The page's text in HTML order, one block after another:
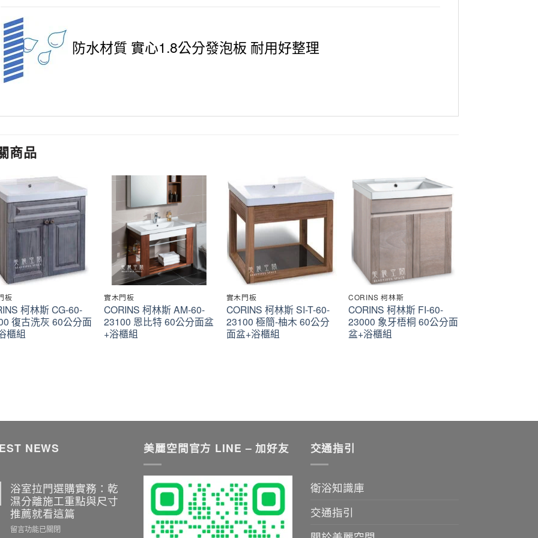
防水材質 實心1.8公分發泡板 耐用好整理
商品
板
柯林斯 CG-60-
復古洗灰 60公分面
櫃組
實木門板
CORINS 柯林斯 AM-60-
23100 恩比特 60公分面盆
+浴櫃組
實木門板
CORINS 柯林斯 SI-T-60-
23100 極簡-柚木 60公分
面盆+浴櫃組
CORINS 柯林斯
CORINS 柯林斯 FI-60-
23000 象牙梧桐 60公分面
盆+浴櫃組
NEWS
浴室拉門選購實務：乾
濕分離施工重點與尺寸
推薦就看這篇
在
留言功能已關閉
美麗空間官方 LINE – 加好友 交通指引
衛浴知識庫
交通指引